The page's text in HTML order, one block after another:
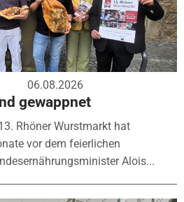
06.08.2026
gewappnet
Rhöner Wurstmarkt hat
vor dem feierlichen
Alois...